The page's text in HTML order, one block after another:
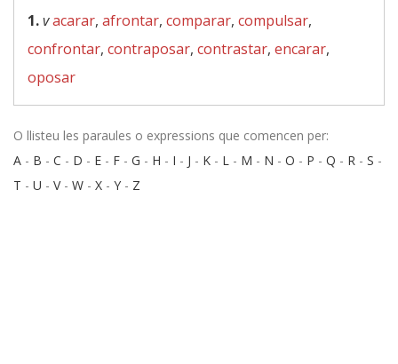
1.vacarar, afrontar, comparar, compulsar,
confrontar, contraposar, contrastar, encarar,
oposar
O llisteu les paraules o expressions que comencen per:
A - B - C - D - E - F - G - H - I - J - K - L - M - N - O - P - Q - R - S -
T - U - V- W - X - Y - Z